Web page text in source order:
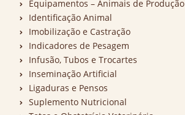
Equipamentos – Animais de Produção
Identificação Animal
Imobilização e Castração
Indicadores de Pesagem
Infusão, Tubos e Trocartes
Inseminação Artificial
Ligaduras e Pensos
Suplemento Nutricional